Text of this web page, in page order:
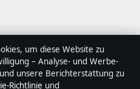
digitaler
auf Politik, Wirtschaft,
um diese Website zu
– Analyse- und Werbe-
unsere Berichterstattung zu
Richtlinie und